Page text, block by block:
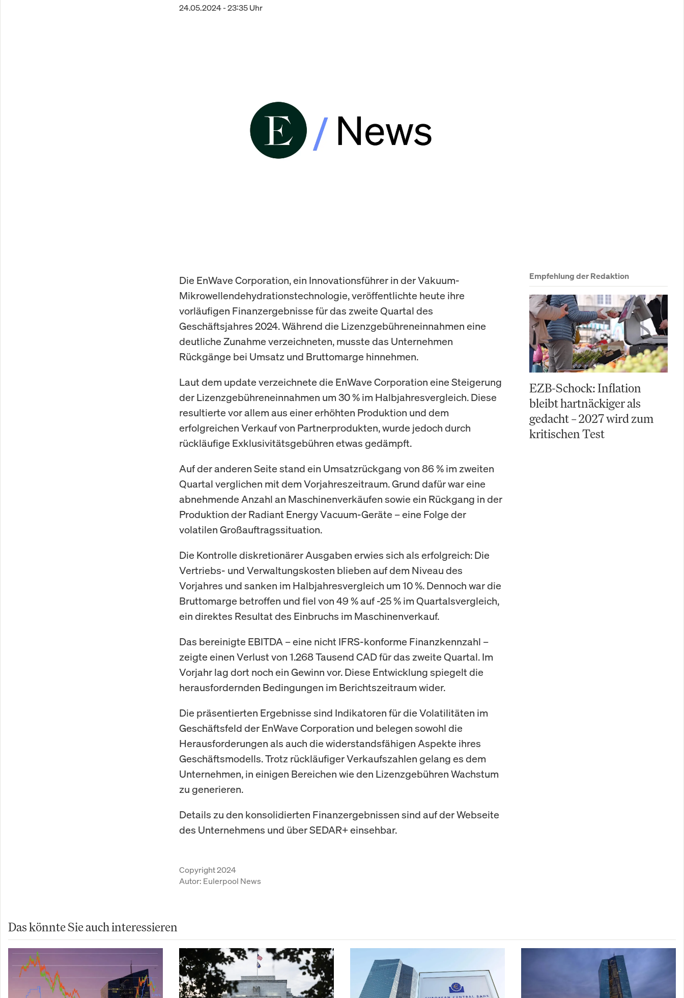
24.05.2024 - 23:35 Uhr
Die EnWave Corporation, ein Innovationsführer in der Vakuum-
Mikrowellendehydrationstechnologie, veröffentlichte heute ihre
vorläufigen Finanzergebnisse für das zweite Quartal des
Geschäftsjahres 2024. Während die Lizenzgebühreneinnahmen eine
deutliche Zunahme verzeichneten, musste das Unternehmen
Rückgänge bei Umsatz und Bruttomarge hinnehmen.
Laut dem update verzeichnete die EnWave Corporation eine Steigerung
der Lizenzgebühreneinnahmen um 30 % im Halbjahresvergleich. Diese
resultierte vor allem aus einer erhöhten Produktion und dem
erfolgreichen Verkauf von Partnerprodukten, wurde jedoch durch
rückläufige Exklusivitätsgebühren etwas gedämpft.
Auf der anderen Seite stand ein Umsatzrückgang von 86 % im zweiten
Quartal verglichen mit dem Vorjahreszeitraum. Grund dafür war eine
abnehmende Anzahl an Maschinenverkäufen sowie ein Rückgang in der
Produktion der Radiant Energy Vacuum-Geräte – eine Folge der
volatilen Großauftragssituation.
Die Kontrolle diskretionärer Ausgaben erwies sich als erfolgreich: Die
Vertriebs- und Verwaltungskosten blieben auf dem Niveau des
Vorjahres und sanken im Halbjahresvergleich um 10 %. Dennoch war die
Bruttomarge betroffen und fiel von 49 % auf -25 % im Quartalsvergleich,
ein direktes Resultat des Einbruchs im Maschinenverkauf.
Das bereinigte EBITDA – eine nicht IFRS-konforme Finanzkennzahl –
zeigte einen Verlust von 1.268 Tausend CAD für das zweite Quartal. Im
Vorjahr lag dort noch ein Gewinn vor. Diese Entwicklung spiegelt die
herausfordernden Bedingungen im Berichtszeitraum wider.
Die präsentierten Ergebnisse sind Indikatoren für die Volatilitäten im
Geschäftsfeld der EnWave Corporation und belegen sowohl die
Herausforderungen als auch die widerstandsfähigen Aspekte ihres
Geschäftsmodells. Trotz rückläufiger Verkaufszahlen gelang es dem
Unternehmen, in einigen Bereichen wie den Lizenzgebühren Wachstum
zu generieren.
Details zu den konsolidierten Finanzergebnissen sind auf der Webseite
des Unternehmens und über SEDAR+ einsehbar.
Copyright 2024
Autor: Eulerpool News
Empfehlung der Redaktion
EZB-Schock: Inflation
bleibt hartnäckiger als
gedacht – 2027 wird zum
kritischen Test
Das könnte Sie auch interessieren